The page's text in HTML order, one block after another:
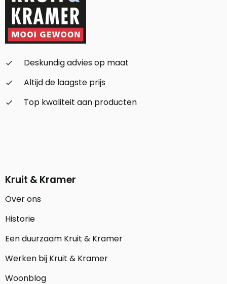
check_small
Deskundig advies op maat
check_small
Altijd de laagste prijs
check_small
Top kwaliteit aan producten
Kruit & Kramer
Over ons
Historie
Een duurzaam Kruit & Kramer
Werken bij Kruit & Kramer
Woonblog